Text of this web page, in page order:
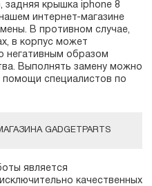
крышка iphone 8
интернет-магазине
В противном случае,
в корпус может
негативным образом
Выполнять замену можно
помощи специалистов по
GADGETPARTS
является
качественных